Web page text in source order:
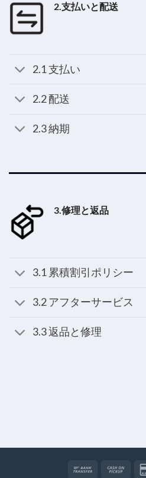
2.支払いと配送
2.1 支払い
2.2 配送
2.3 納期
3.修理と返品
3.1 累積割引ポリシー
3.2 アフターサービス
3.3 返品と修理
Bank
Cash